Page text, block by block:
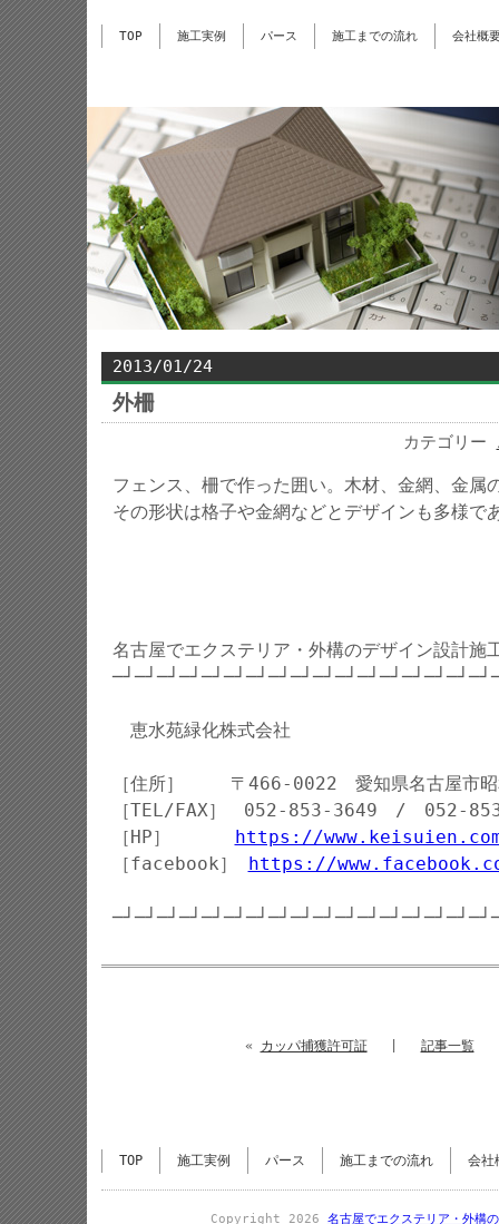
TOP 施工実例 パース 施工までの流れ 会社概
2013/01/24
外柵
カテゴリー
フェンス、柵で作った囲い。木材、金網、金属
その形状は格子や金網などとデザインも多様で
名古屋でエクステリア・外構のデザイン設計施
恵水苑緑化株式会社
［住所］ 〒466-0022 愛知県名古屋市昭
［TEL/FAX］ 052-853-3649 / 052-
［HP］ https://
［facebook］ https://
« カッパ捕獲許可証 記事一覧
TOP 施工実例 パース 施工までの流れ 会社
Copyright 2026 名古屋でエクステリア・外構